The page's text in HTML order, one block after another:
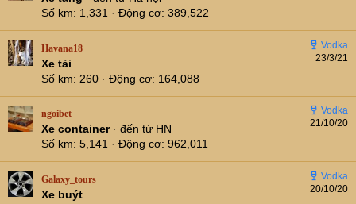
Số km
1,331 Động cơ 389,522
23/3/21
Havana18
Xe tải
Số km
260 Động cơ 164,088
21/10/20
ngoibet
Xe container · đến từ HN
Số km 5,141 Động cơ 962,011
20/10/20
Galaxy_tours
Xe buýt